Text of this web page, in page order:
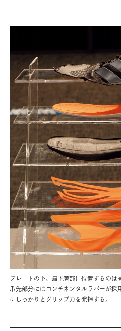
プレートの下、最下層部に位置するのは
爪先部分にはコンチネンタルラバーが採
にしっかりとグリップ力を発揮する。